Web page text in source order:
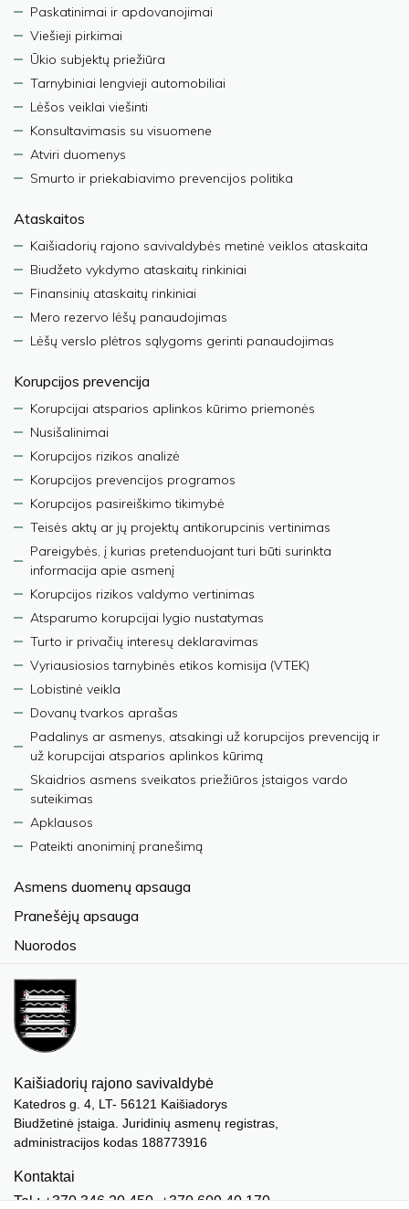
Paskatinimai ir apdovanojimai
Viešieji pirkimai
Ūkio subjektų priežiūra
Tarnybiniai lengvieji automobiliai
Lėšos veiklai viešinti
Konsultavimasis su visuomene
Atviri duomenys
Smurto ir priekabiavimo prevencijos politika
Ataskaitos
Kaišiadorių rajono savivaldybės metinė veiklos ataskaita
Biudžeto vykdymo ataskaitų rinkiniai
Finansinių ataskaitų rinkiniai
Mero rezervo lėšų panaudojimas
Lėšų verslo plėtros sąlygoms gerinti panaudojimas
Korupcijos prevencija
Korupcijai atsparios aplinkos kūrimo priemonės
Nusišalinimai
Korupcijos rizikos analizė
Korupcijos prevencijos programos
Korupcijos pasireiškimo tikimybė
Teisės aktų ar jų projektų antikorupcinis vertinimas
Pareigybės, į kurias pretenduojant turi būti surinkta
informacija apie asmenį
Korupcijos rizikos valdymo vertinimas
Atsparumo korupcijai lygio nustatymas
Turto ir privačių interesų deklaravimas
Vyriausiosios tarnybinės etikos komisija (VTEK)
Lobistinė veikla
Dovanų tvarkos aprašas
Padalinys ar asmenys, atsakingi už korupcijos prevenciją ir
už korupcijai atsparios aplinkos kūrimą
Skaidrios asmens sveikatos priežiūros įstaigos vardo
suteikimas
Apklausos
Pateikti anoniminį pranešimą
Asmens duomenų apsauga
Pranešėjų apsauga
Nuorodos
Kaišiadorių rajono savivaldybė
Katedros g. 4, LT- 56121 Kaišiadorys
Biudžetinė įstaiga. Juridinių asmenų registras,
administracijos kodas 188773916
Kontaktai
Tel.: +370 346 20 450, +370 609 40 170